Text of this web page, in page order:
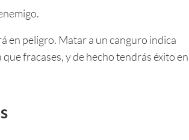
en peligro. Matar a un canguro indica
fracases, y de hecho tendrás éxito en